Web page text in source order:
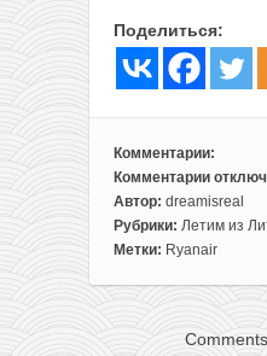
Поделиться:
Комментарии:
Комментарии
к
записи
Летим
Апулию
Литвы
Автор: dreamisreal
Рубрики: Летим из
Метки: Ryanair